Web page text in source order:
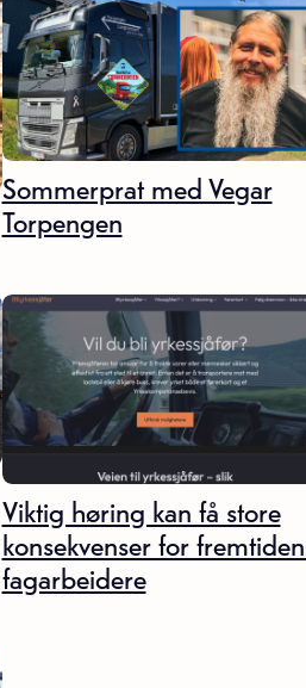
Sommerprat med Vegar
Torpengen
Viktig høring kan få store
konsekvenser for
fagarbeidere